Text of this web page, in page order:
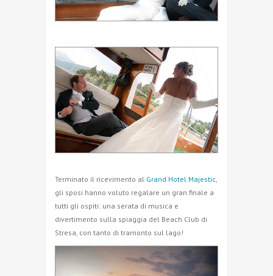
Terminato il ricevimento al Grand Hotel Majestic
gli sposi hanno voluto regalare un gran finale a
tutti gli ospiti: una serata di musica e
divertimento sulla spiaggia del Beach Club di
Stresa, con tanto di tramonto sul lago!